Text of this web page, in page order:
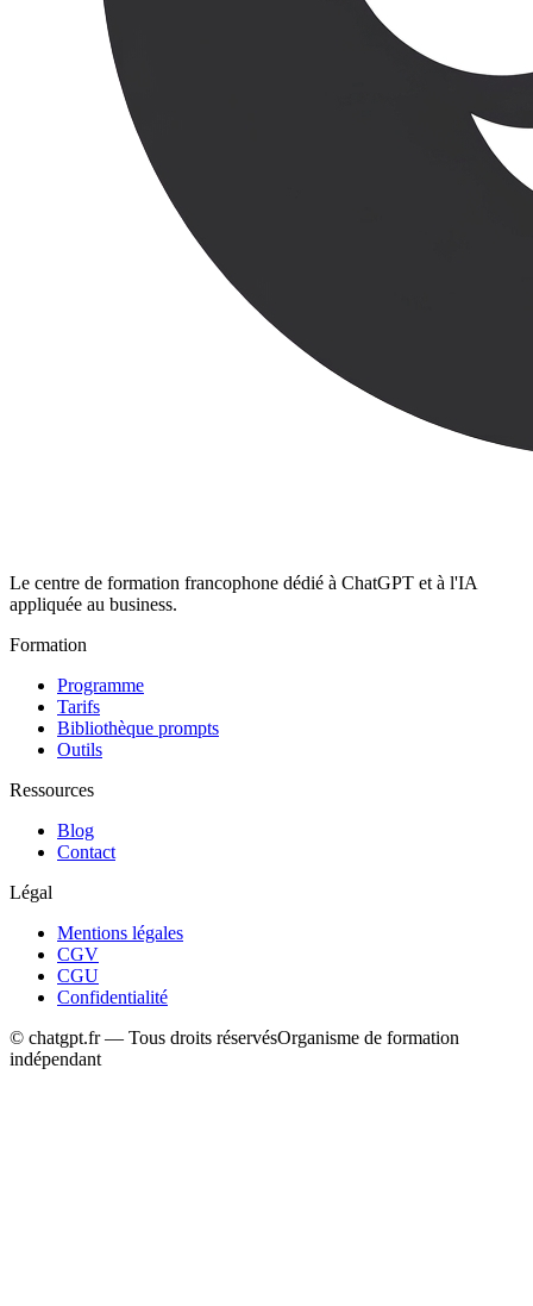
Le centre de formation francophone dédié à ChatGPT et à l'IA
appliquée au business.
Formation
Programme
Tarifs
Bibliothèque prompts
Outils
Ressources
Blog
Contact
Légal
Mentions légales
CGV
CGU
Confidentialité
© chatgpt.fr — Tous droits réservésOrganisme de formation
indépendant